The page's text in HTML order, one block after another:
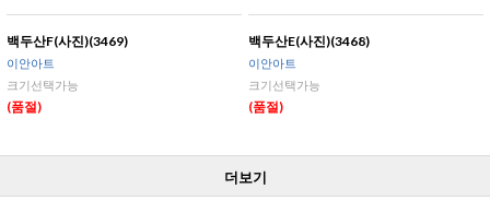
백두산F(사진)(3469)
이안아트
크기선택가능
(품절)
백두산E(사진)(3468)
이안아트
크기선택가능
(품절)
더보기